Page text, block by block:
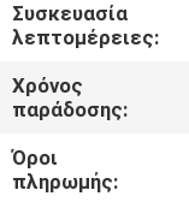
ΕΛΆΤΕ
ΣΕ
ΕΠΑΦΉ
ΜΕ
Συσκευασία
λεπτομέρειες:
Χρόνος
παράδοσης:
Όροι
πληρωμής: